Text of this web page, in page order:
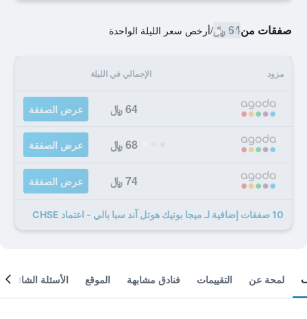
صفقات من64 ﷼ /أرخص سعر الليلة الواحدة
مزود الإجمالي في الليلة
64 ﷼ عرض الصفقة
68 ﷼ عرض الصفقة
74 ﷼ عرض الصفقة
10 صفقات إضافية لـ ميجا بوتيك هوتل آند سبا بالي - اعتماد CHSE
لمحة عن التقييمات فنادق مشابهة الموقع الأسئلة الشائعة